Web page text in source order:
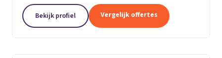
Bekijk profiel Vergelijk offertes